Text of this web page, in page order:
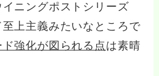
ニングポストシリーズ
上主義みたいなところで
強化が図られる点 は素晴